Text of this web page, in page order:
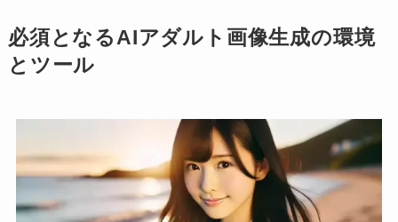
必須となるAIアダルト画像生成の環境
とツール